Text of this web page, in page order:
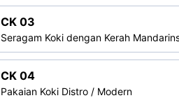
CK 03
Seragam Koki dengan Kerah
CK 04
Pakaian Koki Distro / Modern